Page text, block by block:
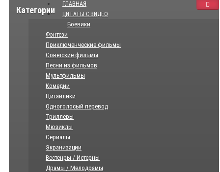
Категории
ГЛАВНАЯ
ЦИТАТЫ С ВИДЕО
Боевики
Фэнтези
Приключенческие фильмы
Советские фильмы
Песни из фильмов
Мультфильмы
Комедии
Цитайлики
Одноголосый перевод
Триллеры
Мюзиклы
Сериалы
Экранизации
Вестенры / Истерны
Драмы / Мелодрамы